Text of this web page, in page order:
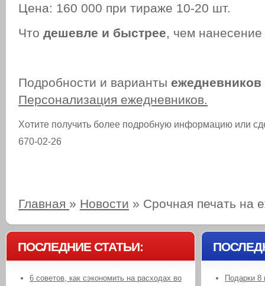
Цена: 160 000 при тираже 10-20 шт.
Что дешевле и быстрее, чем
Подробности и варианты ежедневников
Персонализация ежедневников.
Хотите получить более подробную информацию или
670-02-26
Главная » Новости » Срочная печать на
ПОСЛЕДНИЕ СТАТЬИ:
6 советов, как сэкономить на расходах во
Подарки 8